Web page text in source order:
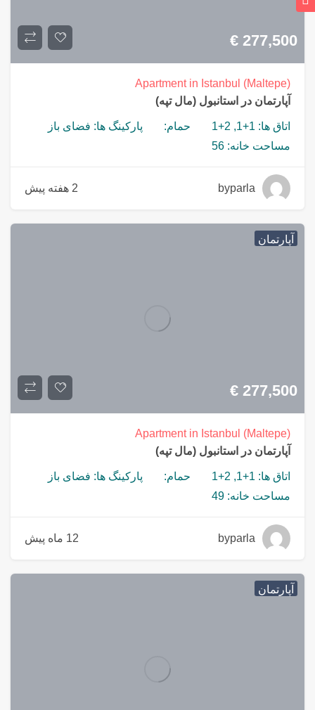
277,500
€
Apartment in Istanbul (Maltepe)
آپارتمان در استانبول (مال تپه)
اتاق ها: 1+1, 2+1 حمام:
پارکینگ ها: فضای باز
مساحت خانه: 56
byparla 2 هفته پیش
آپارتمان
277,500
€
Apartment in Istanbul (Maltepe)
آپارتمان در استانبول (مال تپه)
اتاق ها: 1+1, 2+1 حمام:
پارکینگ ها: فضای باز
مساحت خانه: 49
byparla 12 ماه پیش
آپارتمان